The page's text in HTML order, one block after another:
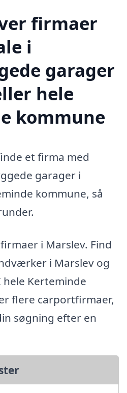
firmaer
i
garager
hele
kommune
et firma med
garager i
kommune, så
i Marslev. Find
i Marslev og
Kerteminde
flere carportfirmaer,
søgning efter en